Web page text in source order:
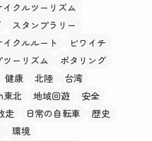
イクルツーリズム
スタンプラリー
クルルート
ビワイチ
ツーリズム
ポタリング
健康 北陸
台湾
北 地域回遊
安全
走 日常の自転車
歴史
環境